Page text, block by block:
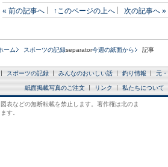
« 前の記事へ ↑このページの上へ 次の記事へ »
ーム スポーツの記録separator今週の紙面から 記事
スポーツの記録 みんなのおいしい話 釣り情報 元
紙面掲載写真のご注文 リンク 私たちについて
表などの無断転載を禁止します。著作権は北のま
す。